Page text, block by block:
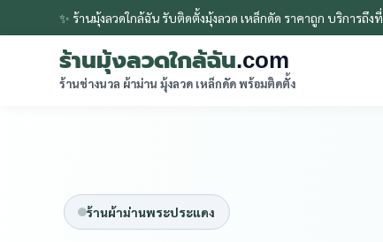
✨ ร้านมุ้งลวดใกล้ฉัน รับติดตั้งมุ้งลวด เหล็กดัด ราคาถูก บริการถึงที่
ร้านมุ้งลวดใกล้ฉัน.com
ร้านช่างนวล ผ้าม่าน มุ้งลวด เหล็กดัด พร้อมติดตั้ง
ร้านผ้าม่านพระประแดง